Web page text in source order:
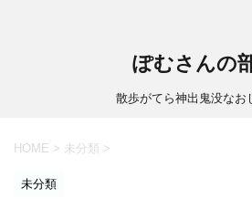
ぽむさんの
散歩がてら神出鬼没なお
HOME > 未分類 >
未分類